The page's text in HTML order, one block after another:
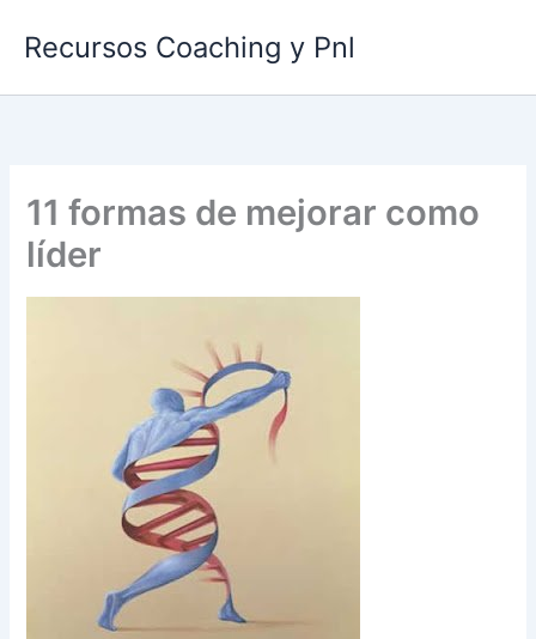
Recursos Coaching y Pnl
11 formas de mejorar como
líder